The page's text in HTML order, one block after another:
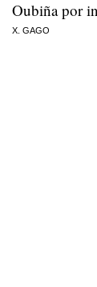
Oubiña por
X. GAGO